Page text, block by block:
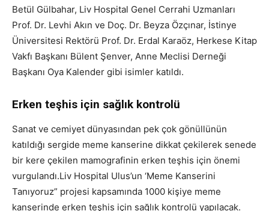
Betül Gülbahar, Liv Hospital Genel Cerrahi Uzmanları
Prof. Dr. Levhi Akın ve Doç. Dr. Beyza Özçınar, İstinye
Üniversitesi Rektörü Prof. Dr. Erdal Karaöz, Herkese Kitap
Vakfı Başkanı Bülent Şenver, Anne Meclisi Derneği
Başkanı Oya Kalender gibi isimler katıldı.
Erken teşhis için sağlık kontrolü
Sanat ve cemiyet dünyasından pek çok gönüllünün
katıldığı sergide meme kanserine dikkat çekilerek senede
bir kere çekilen mamografinin erken teşhis için önemi
vurgulandı.Liv Hospital Ulus’un ‘Meme Kanserini
Tanıyoruz” projesi kapsamında 1000 kişiye meme
kanserinde erken teşhis için sağlık kontrolü yapılacak.